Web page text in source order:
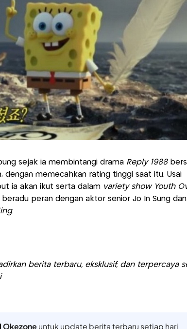
sejak ia membintangi drama Reply 1988
dengan memecahkan rating tinggi saat itu. Usai
ia akan ikut serta dalam variety show Youth
peran dengan aktor senior Jo In Sung
.
berita terbaru, eksklusif, dan terpercaya
Okezoneuntuk update berita terbaru setiap hari